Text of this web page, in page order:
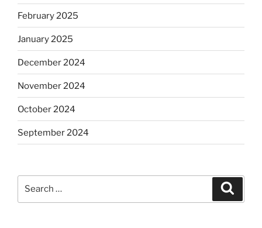
February 2025
January 2025
December 2024
November 2024
October 2024
September 2024